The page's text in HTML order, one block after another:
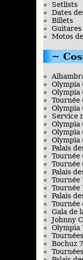
Setlists
Dates
Billets
Guitares
Motos
Olympia
Olympia
Tournée
Olympia
Service
Olympia
Olympia
Olympia
Palais
Tournée
Tournée
Palais
Tournée
Tournée
Palais
Tournée
Gala de
Johnny
Olympia
Bochuz